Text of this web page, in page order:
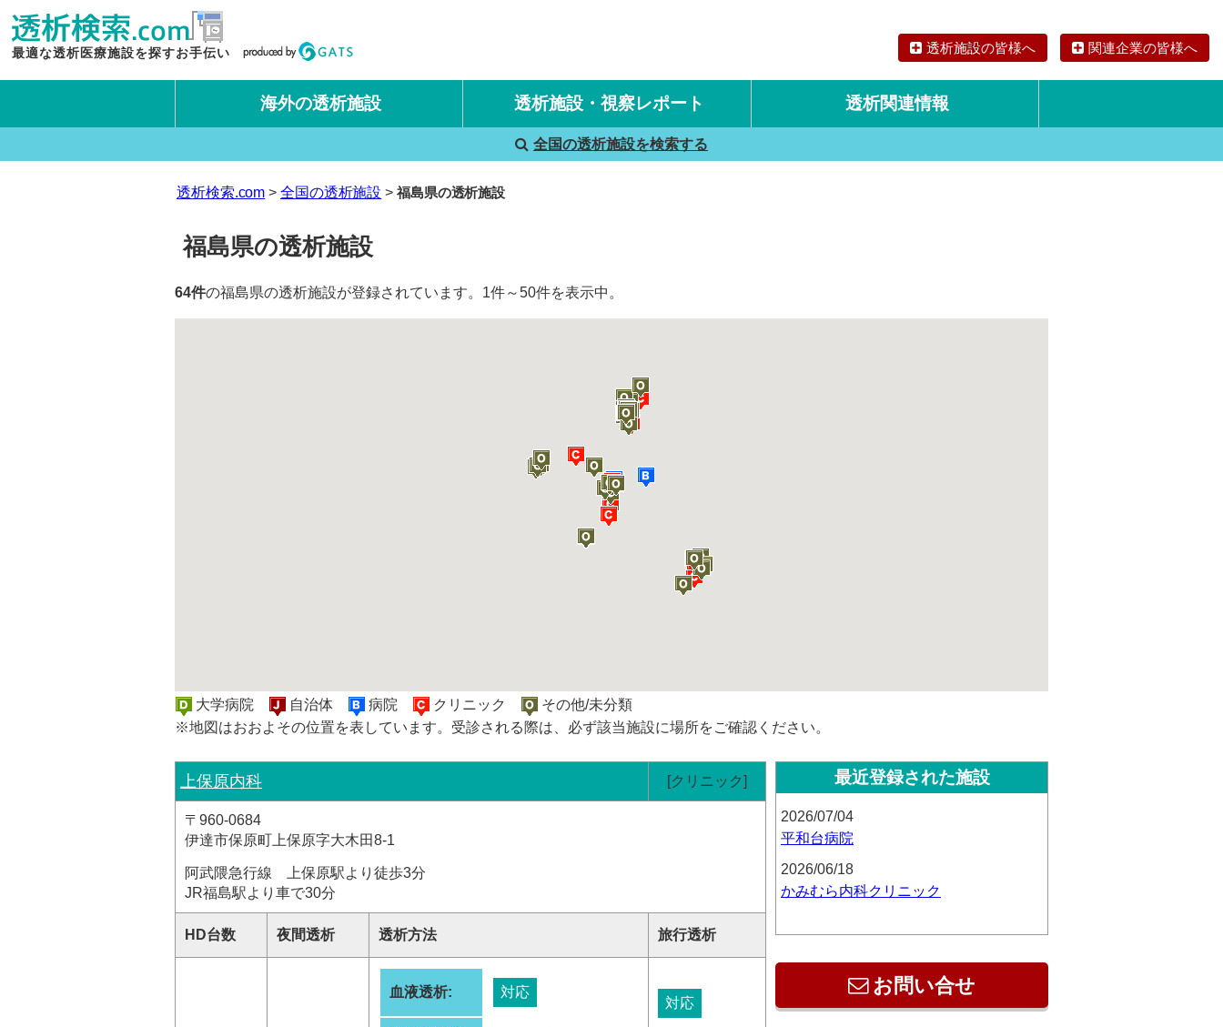
最適な透析医療施設を探すお手伝い 透析施設の皆様へ 関連企業の皆様へ
海外の透析施設 透析施設・視察レポート
国内旅行透析レポート
海外旅行透析レポート
透析関連情報
全国の透析施設を検索する
透析検索.com 全国の透析施設 福島県の透析施設
福島県の透析施設
64件の福島県の透析施設が登録されています。1件～50件を表示中。
大学病院 自治体 病院 クリニック
その他/未分類
※地図はおおよその位置を表しています。受診される際は、必ず該当施設に場所をご確認ください。
上保原内科 [クリニック]
〒960-0684
伊達市保原町上保原字大木田8-1
阿武隈急行線 上保原駅より徒歩3分
JR福島駅より車で30分
HD台数 夜間透析 透析方法 旅行透析
血液透析: 対応
対応
最近登録された施設
2026/07/04
平和台病院
2026/06/18
かみむら内科クリニック
お問い合せ